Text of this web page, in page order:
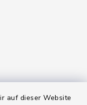
auf dieser Website